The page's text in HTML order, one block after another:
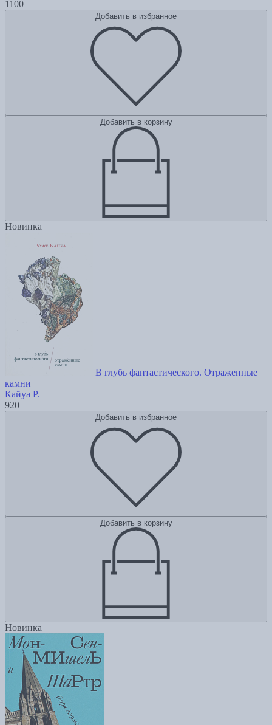
1100
Добавить в избранное
Добавить в корзину
Новинка
В глубь фантастического. Отраженные
камни
Кайуа Р.
920
Добавить в избранное
Добавить в корзину
Новинка